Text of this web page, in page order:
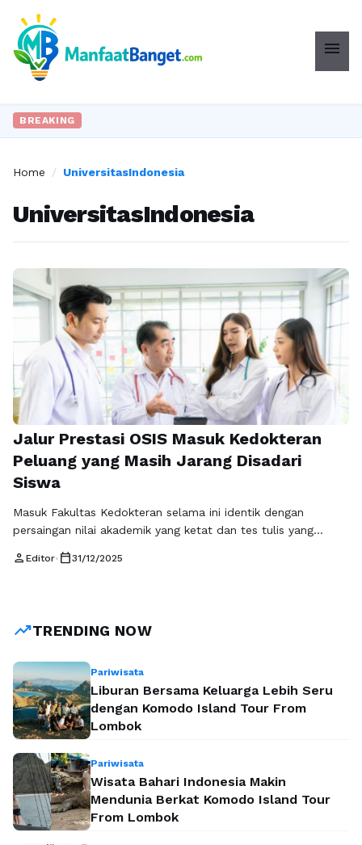
menu
BREAKING
Home / UniversitasIndonesia
UniversitasIndonesia
Jalur Prestasi OSIS Masuk Kedokteran
Peluang yang Masih Jarang Disadari
Siswa
Masuk Fakultas Kedokteran selama ini identik dengan
persaingan nilai akademik yang ketat dan tes tulis yang
menuju jas putih adalah melalui skor tertinggi dan peringkat
Baca Selengkapnya
person Editor• calendar_today31/12/2025
trending_upTRENDING NOW
Pariwisata
Liburan Bersama Keluarga Lebih Seru
dengan Komodo Island Tour From
Lombok
Pariwisata
Wisata Bahari Indonesia Makin
Mendunia Berkat Komodo Island Tour
From Lombok